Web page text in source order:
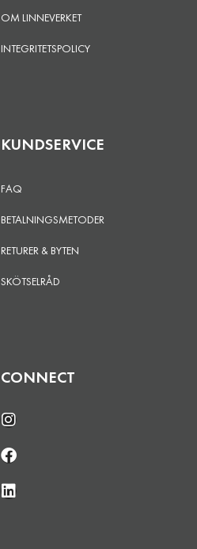
OM LINNEVERKET
INTEGRITETSPOLICY
KUNDSERVICE
FAQ
BETALNINGSMETODER
RETURER & BYTEN
SKÖTSELRÅD
CONNECT